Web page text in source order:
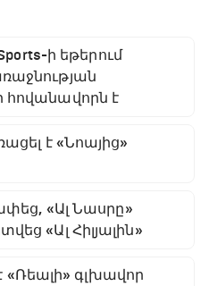
ի եթերում
հովանավորն է
է «Նոայից»
«Ալ Նասրը»
«Ալ Հիլյալին»
«Ռեալի» գլխավոր